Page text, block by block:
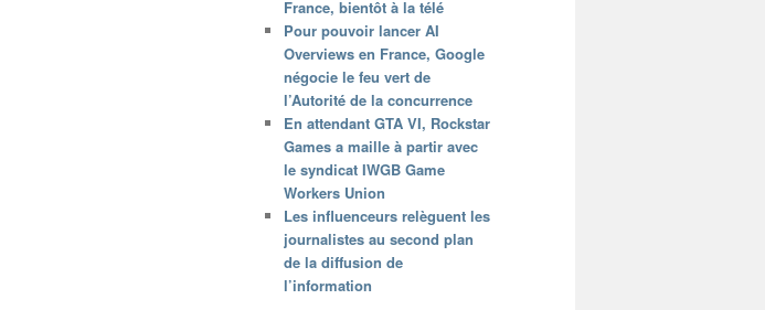
France, bientôt à la télé
Pour pouvoir lancer AI
Overviews en France, Google
négocie le feu vert de
l’Autorité de la concurrence
En attendant GTA VI, Rockstar
Games a maille à partir avec
le syndicat IWGB Game
Workers Union
Les influenceurs relèguent les
journalistes au second plan
de la diffusion de
l’information